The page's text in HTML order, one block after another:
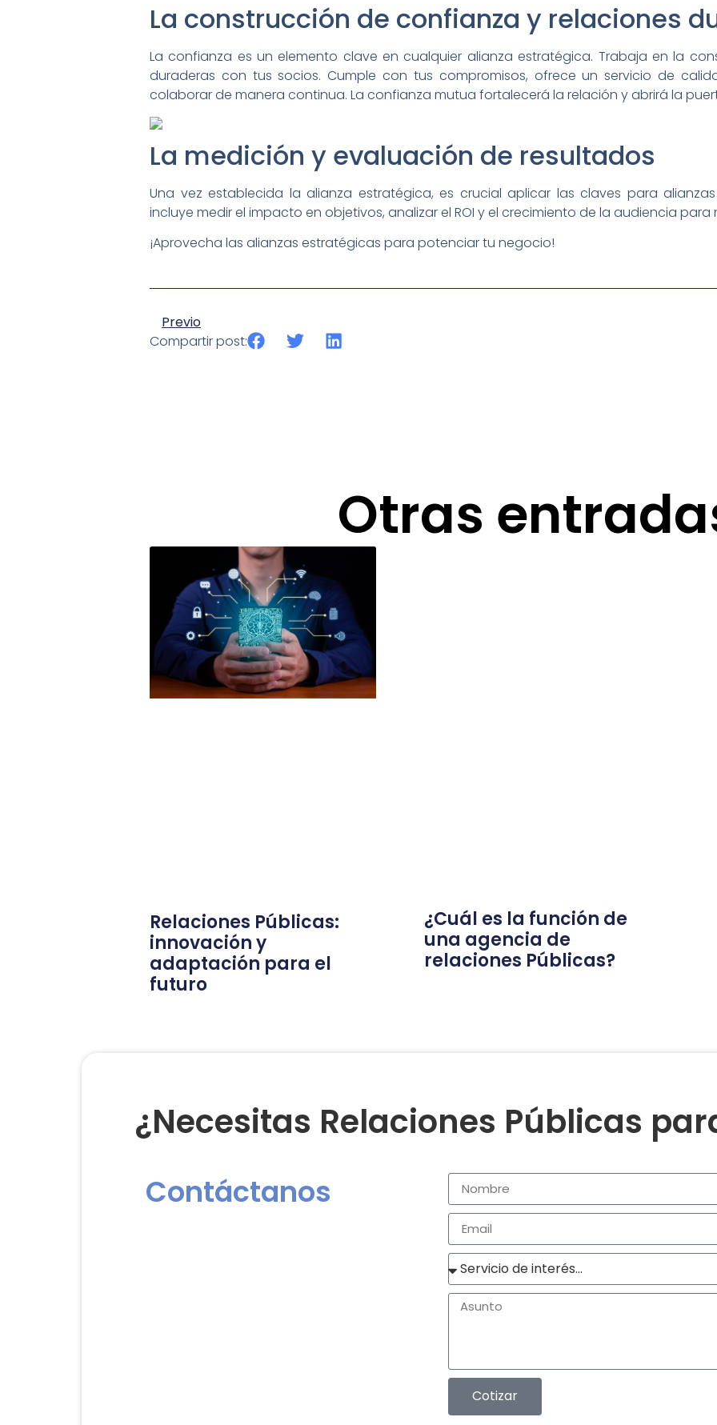
La construcción de confianza y relaciones
La confianza es un elemento clave en cualquier alianza estratégica. Trabaja en la
duraderas con tus socios. Cumple con tus compromisos, ofrece un servicio de
colaborar de manera continua. La confianza mutua fortalecerá la relación y abrirá la
La medición y evaluación de resultados
Una vez establecida la alianza estratégica, es crucial aplicar las claves para
incluye medir el impacto en objetivos, analizar el ROI y el crecimiento de la audiencia
¡Aprovecha las alianzas estratégicas para potenciar tu negocio!
Previo
Compartir post:
Otras
Relaciones Públicas:
innovación y
adaptación para el
futuro
¿Cuál es la función de
una agencia de
relaciones Públicas?
¿Necesitas Relaciones Públicas
Contáctanos
Cotizar